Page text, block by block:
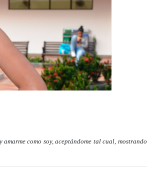
como soy, aceptándome tal cual, mostrando